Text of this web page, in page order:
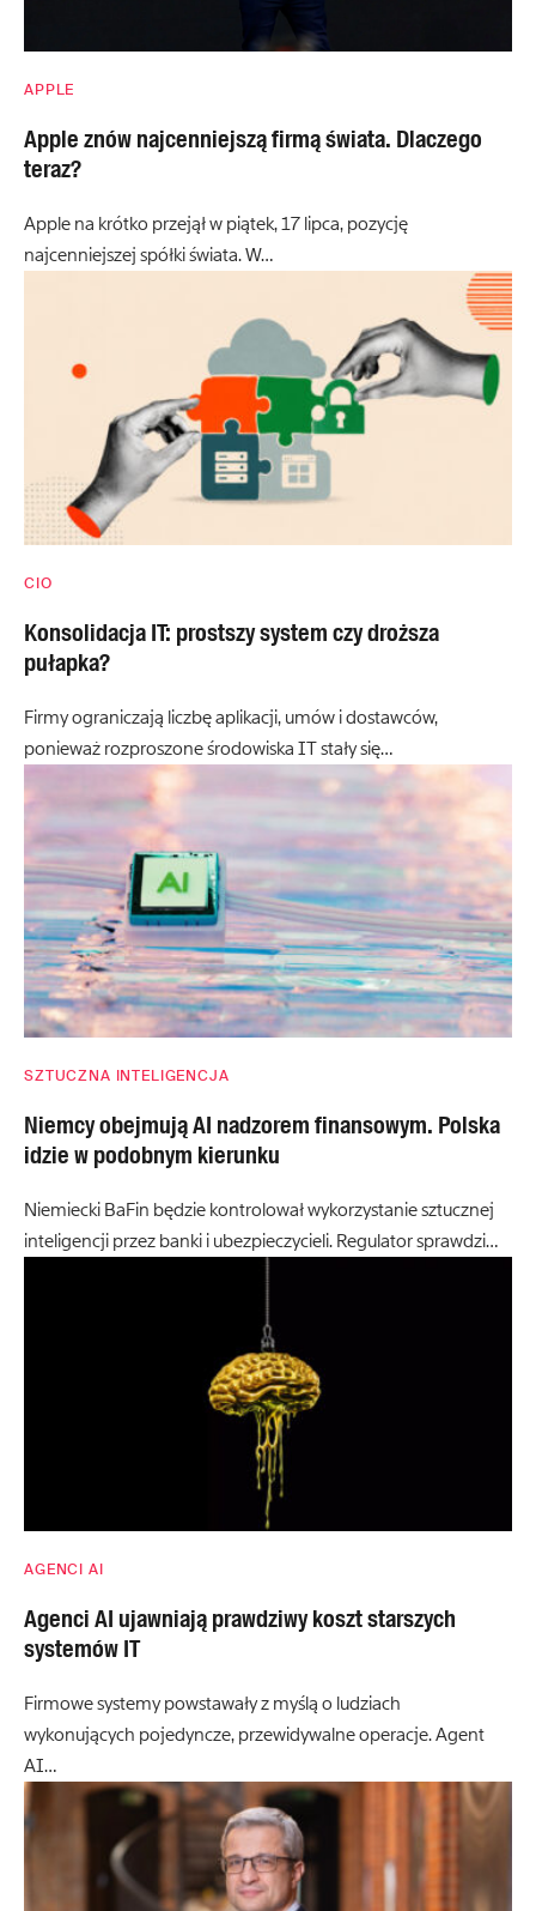
APPLE
Apple znów najcenniejszą firmą świata. Dlaczego
teraz?
Apple na krótko przejął w piątek, 17 lipca, pozycję
najcenniejszej spółki świata. W…
CIO
Konsolidacja IT: prostszy system czy droższa
pułapka?
Firmy ograniczają liczbę aplikacji, umów i dostawców,
ponieważ rozproszone środowiska IT stały się…
SZTUCZNA INTELIGENCJA
Niemcy obejmują AI nadzorem finansowym. Polska
idzie w podobnym kierunku
Niemiecki BaFin będzie kontrolował wykorzystanie sztucznej
inteligencji przez banki i ubezpieczycieli. Regulator sprawdzi…
AGENCI AI
Agenci AI ujawniają prawdziwy koszt starszych
systemów IT
Firmowe systemy powstawały z myślą o ludziach
wykonujących pojedyncze, przewidywalne operacje. Agent
AI…